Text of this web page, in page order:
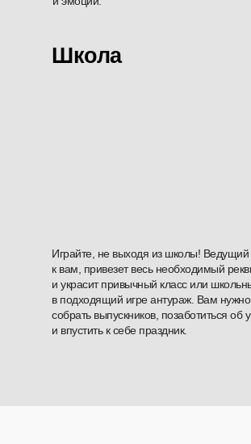
Играйте, не выходя из школы! Ведущий
к вам, привезет весь необходимый
и украсит привычный класс или
в подходящий игре антураж. Вам нужно
собрать выпускников, позаботиться об
и впустить к себе праздник.
Школа